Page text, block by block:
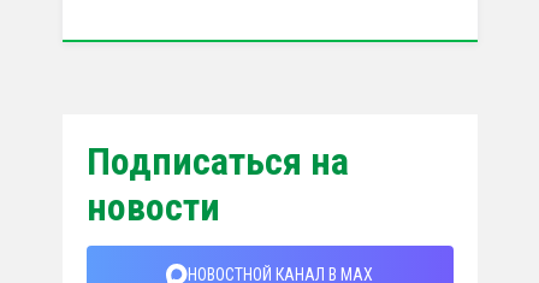
Подписаться на
новости
НОВОСТНОЙ КАНАЛ В MAX